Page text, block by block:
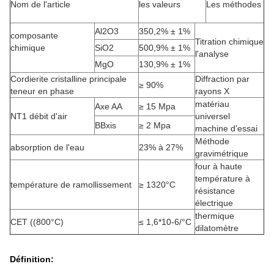
Nom de l'article les valeurs Les méthodes
composante
chimique
Al2O3
350,2% ± 1%
Titration chimique
l'analyse
SiO2
500,9% ± 1%
MgO
130,9% ± 1%
Cordierite cristalline principale
teneur en phase
≥ 90%
Diffraction par
rayons X
NT1 débit d'air
Axe AA ≥ 15 Mpa
matériau
universel
machine d'essai
BBxis ≥ 2 Mpa
absorption de l'eau 23% à 27%
Méthode
gravimétrique
température de ramollissement ≥ 1320°C
four à haute
température à
résistance
électrique
CET ((800°C)
≤ 1,6*10-6/°C
thermique
dilatomètre
Définition: